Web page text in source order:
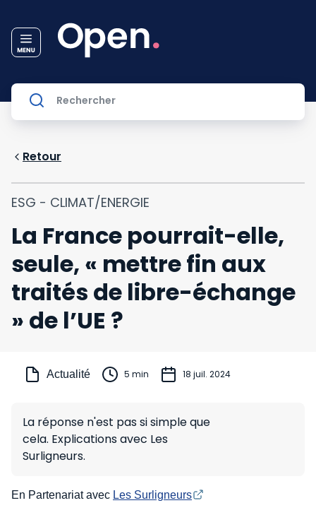
Retour
ESG - CLIMAT/ENERGIE
La France pourrait-elle,
seule, « mettre fin aux
traités de libre-échange
» de l’UE ?
Actualité 5 min 18 juil. 2024
La réponse n'est pas si simple que
cela. Explications avec Les
Surligneurs.
En Partenariat avec Les Surligneurs